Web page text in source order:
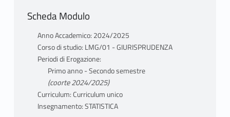
Mediana. Quantili. Media
aritmetica.
Indici di Variabilità : Scostamenti
medi. Varianza. Coefficiente di
variazione. Differenza
interquartile.
Indici di forma: Asimmetria di
una distribuzione: indici e
Scheda Modulo
Anno Accademico: 2024/2025
Corso di studio: LMG/01 - GIURISPRUDENZA
Periodi di Erogazione:
Primo anno - Secondo semestre
(coorte 2024/2025)
Curriculum: Curriculum unico
Insegnamento: STATISTICA